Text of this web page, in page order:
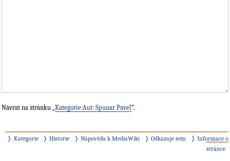
Návrat na stránku „ Kategorie:Aut: Spunar Pavel“.
Kategorie Historie Nápověda k MediaWiki Odkazuje sem
Informace o
stránce